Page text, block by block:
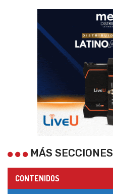
MÁS SECCIONES
CONTENIDOS